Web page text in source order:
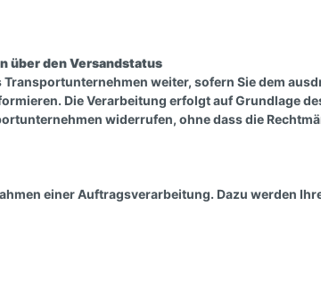
über den Versandstatus
weiter, sofern Sie dem
Die Verarbeitung erfolgt auf Grundlage
widerrufen, ohne dass die
einer Auftragsverarbeitung. Dazu werden